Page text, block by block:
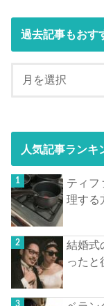
過去記事もおす
人気記事ランキ
ティフ
理する
結婚式
ったと